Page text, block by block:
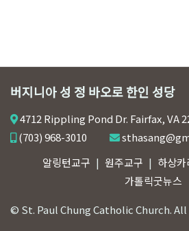
버지니아 성 정 바오로 한인 성당
4712 Rippling Pond Dr. Fairfax, VA
(703) 968-3010
알링턴교구
원주교구
하상
가톨릭굿뉴스
© St. Paul Chung Catholic Church.